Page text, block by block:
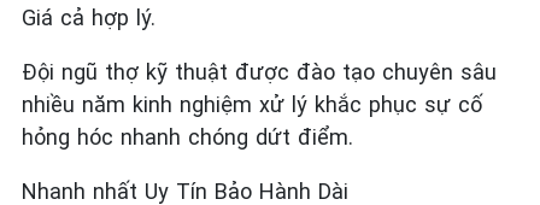
Giá cả hợp lý.
Đội ngũ thợ kỹ thuật được đào tạo chuyên sâu
nhiều năm kinh nghiệm xử lý khắc phục sự cố
hỏng hóc nhanh chóng dứt điểm.
Nhanh nhất Uy Tín Bảo Hành Dài